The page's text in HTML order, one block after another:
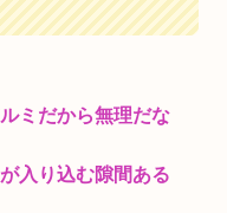
ミだから無理だな
入り込む隙間ある